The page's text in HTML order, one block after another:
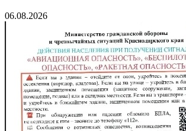
06.08.2026